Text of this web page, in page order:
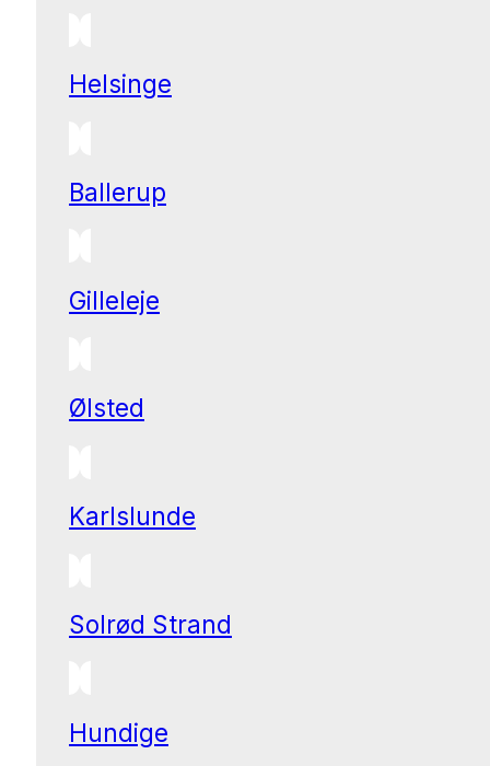
Helsinge
Ballerup
Gilleleje
Ølsted
Karlslunde
Solrød Strand
Hundige